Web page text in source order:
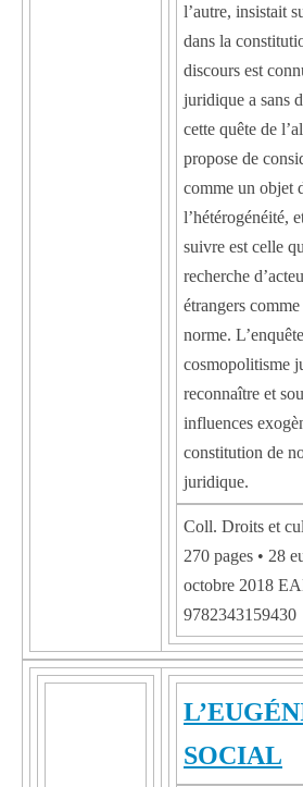
l’autre, insistait
dans la
discours est
juridique a sans
cette quête de
propose de
comme un objet
l’hétérogénéité,
suivre est celle
recherche
étrangers
norme.
cosmopolitisme
reconnaître et
influences
constitution de
juridique.
Coll. Droits et
270 pages • 28
octobre 2018
9782343159430
SOCIAL